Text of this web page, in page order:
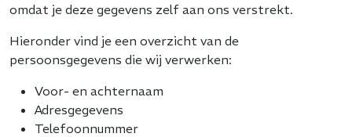
omdat je deze gegevens zelf aan ons verstrekt.
Hieronder vind je een overzicht van de
persoonsgegevens die wij verwerken:
Voor- en achternaam
Adresgegevens
Telefoonnummer